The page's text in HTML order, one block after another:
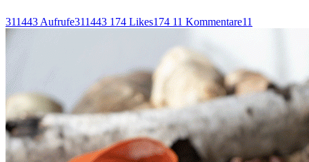
311443 Aufrufe311443 174 Likes174 11 Kommentare11